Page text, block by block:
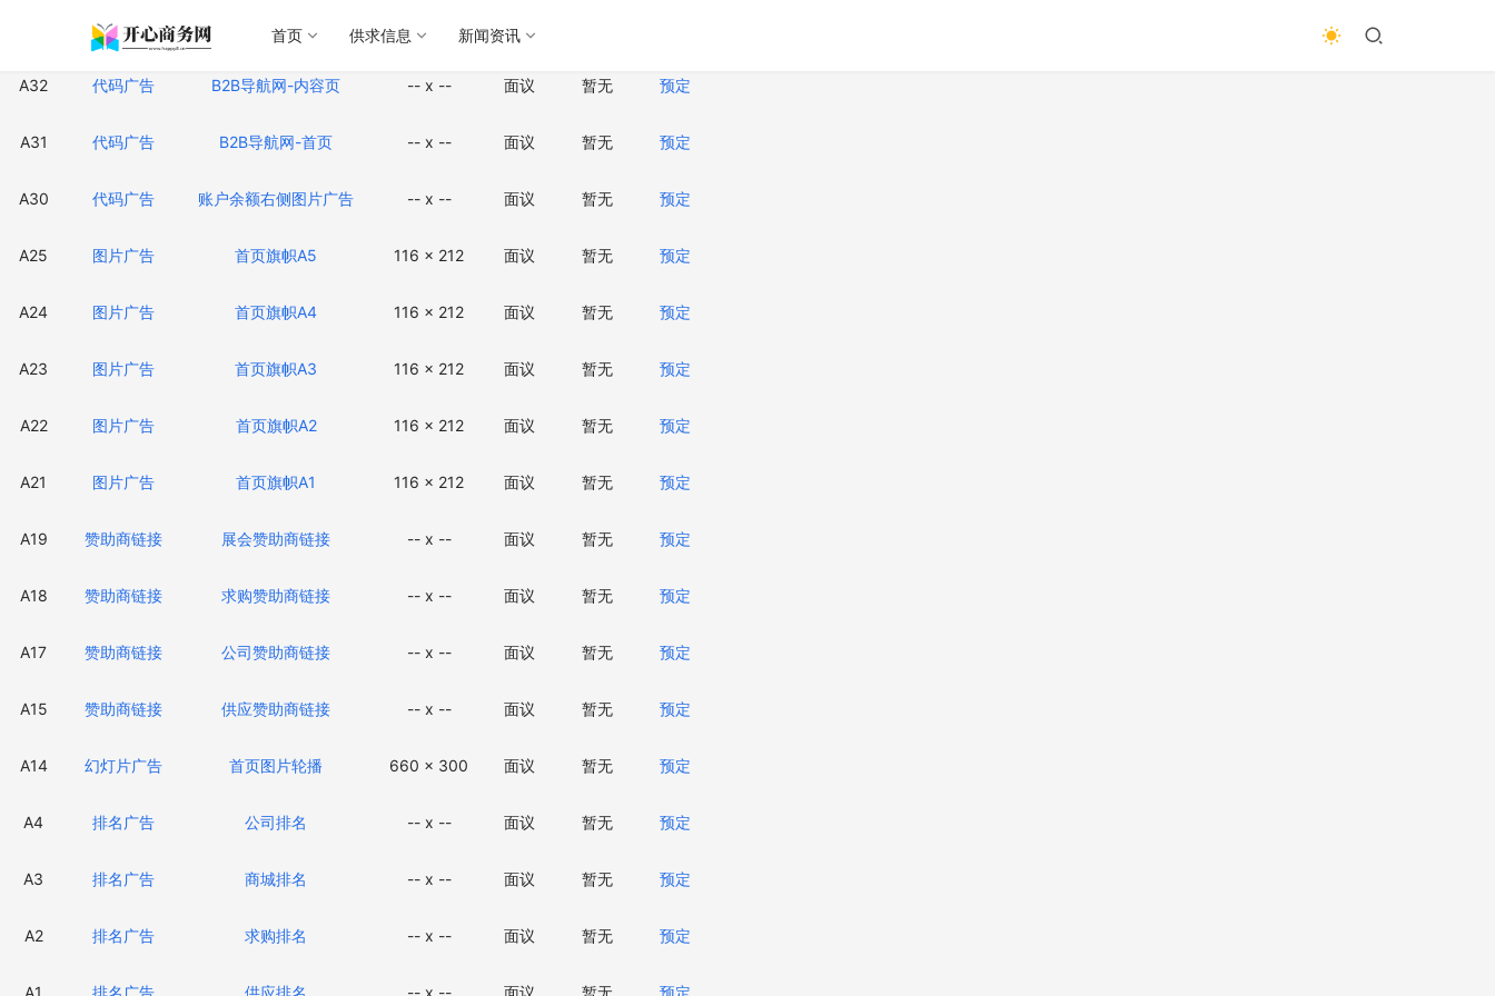
首页 供求信息 新闻资讯
广告类型 广告位名称 规格(px) 价格
A32 代码广告 B2B导航网-内容页 -- x -- 面议 暂无 预定
A31 代码广告 B2B导航网-首页 -- x -- 面议 暂无 预定
A30 代码广告 账户余额右侧图片广告 -- x -- 面议 暂无 预定
A25 图片广告 首页旗帜A5 116 x 212 面议 暂无 预定
A24 图片广告 首页旗帜A4 116 x 212 面议 暂无 预定
A23 图片广告 首页旗帜A3 116 x 212 面议 暂无 预定
A22 图片广告 首页旗帜A2 116 x 212 面议 暂无 预定
A21 图片广告 首页旗帜A1 116 x 212 面议 暂无 预定
A19 赞助商链接 展会赞助商链接 -- x -- 面议 暂无 预定
A18 赞助商链接 求购赞助商链接 -- x -- 面议 暂无 预定
A17 赞助商链接 公司赞助商链接 -- x -- 面议 暂无 预定
A15 赞助商链接 供应赞助商链接 -- x -- 面议 暂无 预定
A14 幻灯片广告 首页图片轮播 660 x 300 面议 暂无 预定
A4 排名广告 公司排名 -- x -- 面议 暂无 预定
A3 排名广告 商城排名 -- x -- 面议 暂无 预定
A2 排名广告 求购排名 -- x -- 面议 暂无 预定
A1 排名广告 供应排名 -- x -- 面议 暂无 预定